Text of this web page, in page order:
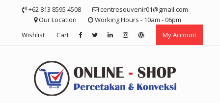
+62 813 8595 4508
centresouvenir01@gmail.com
Our Location
Working Hours - 10am - 06pm
Wishlist
Cart My Account